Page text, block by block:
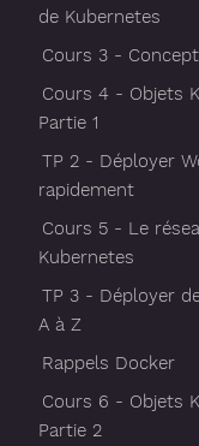
de Kubernetes
Cours 3 -
Cours 4 - Objets
Partie 1
TP 2 - Déployer
rapidement
Cours 5 - Le
Kubernetes
TP 3 - Déployer
A à Z
Rappels Docker
Cours 6 - Objets
Partie 2